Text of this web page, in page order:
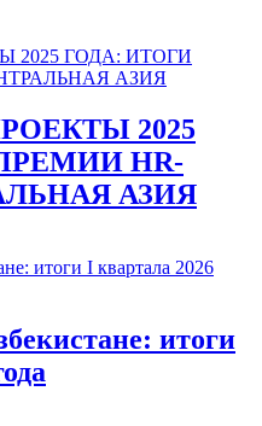
2025
HR-
АЗИЯ
итоги